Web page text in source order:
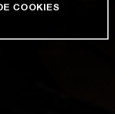
COOKIES